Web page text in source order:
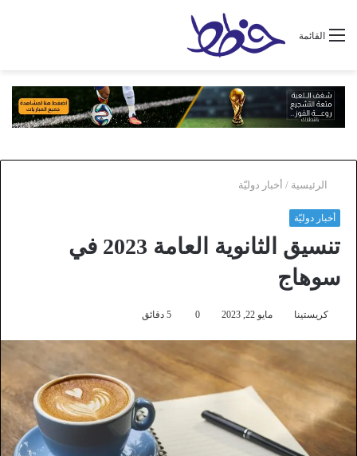
القائمة
الرئيسية / أخبار دوليّة
أخبار دوليّة
تنسيق الثانوية العامة 2023 في
سوهاج
كريستينا مايو 22, 2023 0